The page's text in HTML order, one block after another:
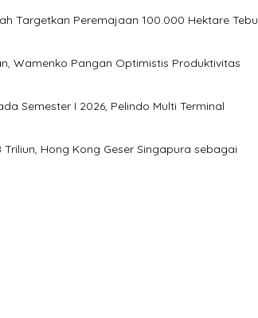
Targetkan Peremajaan 100.000 Hektare Tebu
Wamenko Pangan Optimistis Produktivitas
Semester I 2026, Pelindo Multi Terminal
Triliun, Hong Kong Geser Singapura sebagai